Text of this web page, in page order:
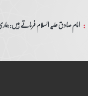
: امام صادق علیہ السلام فرماتے ہیں: